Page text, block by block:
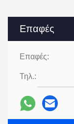
Επαφές
Επαφές:
Τηλ.: